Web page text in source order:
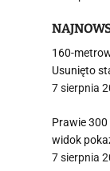
160-
Usunięto
7 sierpnia
Prawie
widok
7 sierpnia